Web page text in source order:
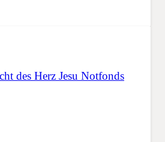
des Herz Jesu Notfonds